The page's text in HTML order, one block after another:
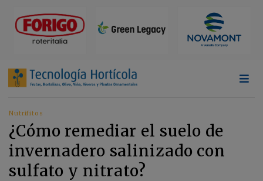
Nutrifitos
¿Cómo remediar el suelo de
invernadero salinizado con
sulfato y nitrato?